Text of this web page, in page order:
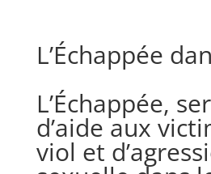
L’Échappée
L’Échappée,
d’aide aux
viol et